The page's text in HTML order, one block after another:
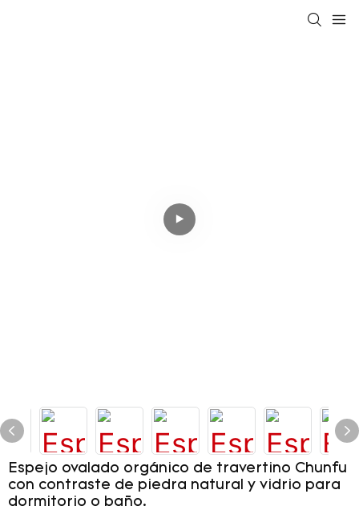
Espejo ovalado orgánico de travertino Chunfu
con contraste de piedra natural y vidrio para
dormitorio o baño.